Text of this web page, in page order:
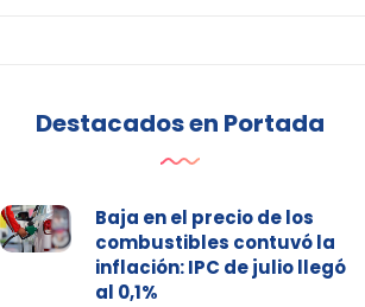
Destacados en Portada
Baja en el precio de los
combustibles contuvó la
inflación: IPC de julio llegó
al 0,1%